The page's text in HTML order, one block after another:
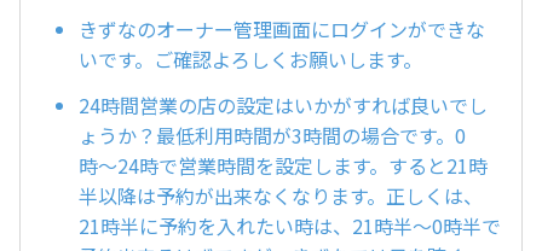
きずなのオーナー管理画面にログインができな
いです。ご確認よろしくお願いします。
24時間営業の店の設定はいかがすれば良いでし
ょうか？最低利用時間が3時間の場合です。0
時〜24時で営業時間を設定します。すると21時
半以降は予約が出来なくなります。正しくは、
21時半に予約を入れたい時は、21時半〜0時半で